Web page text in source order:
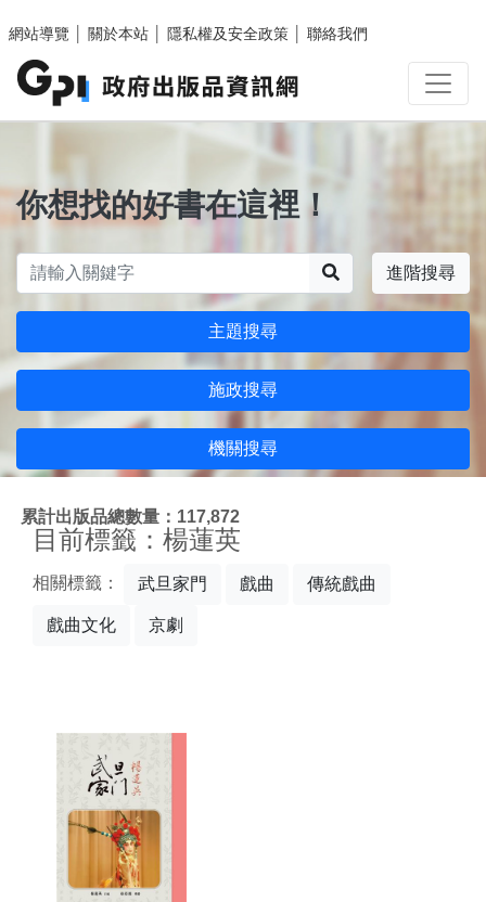
網站導覽
關於本站 隱私權及安全政策 聯絡我們
你想找的好書在這裡！
進階搜尋
主題搜尋
施政搜尋
機關搜尋
累計出版品總數量：117,872
目前標籤：楊蓮英
相關標籤： 武旦家門 戲曲 傳統戲曲
戲曲文化 京劇